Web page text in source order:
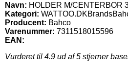
Navn: HOLDER M/CENTERBOR
Kategori:
Producent: Bahco
Varenummer: 7311518015596
EAN:
Vurderet til 4.9 ud af 5 stjerner